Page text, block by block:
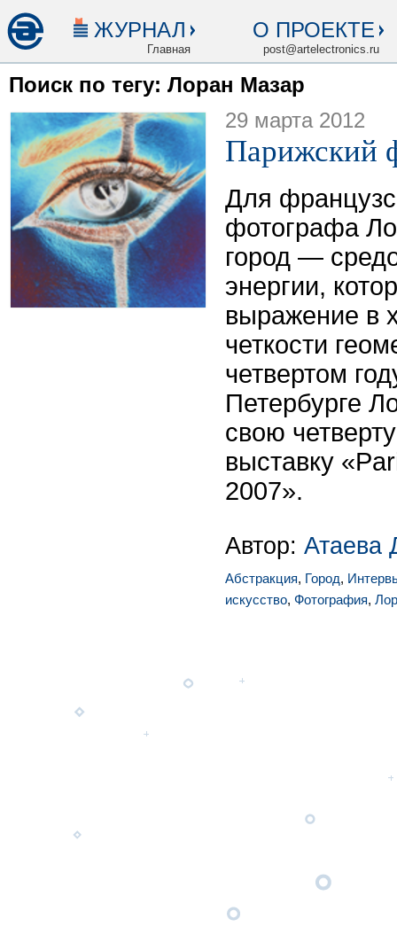
ЖУРНАЛ
Главная
О ПРОЕКТЕ
post@artelectronics.ru
Поиск по тегу: Лоран Мазар
29 марта 2012
Парижский
Для
фотографа
город —
энергии,
выражение в
четкости
четвертом
Петербурге
свою
выставку
2007».
Автор: Атаева
Абстракция, Город,
искусство, Фотография,